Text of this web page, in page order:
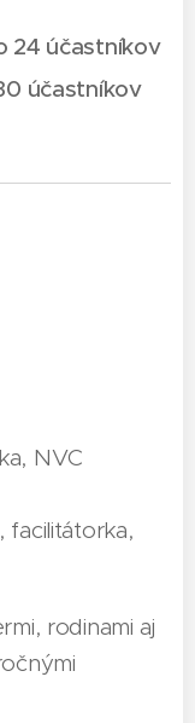
24 účastníkov
účastníkov
NVC
facilitátorka,
rodinami aj